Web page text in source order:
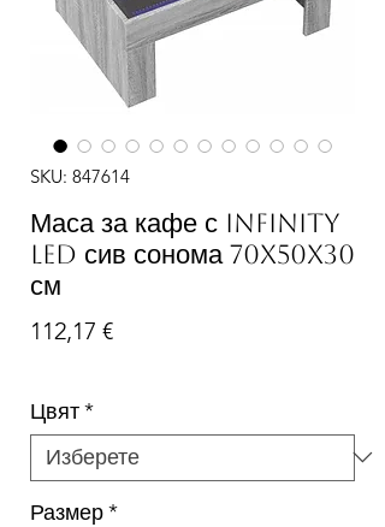
SKU: 847614
Маса за кафе с Infinity
LED сив сонома 70x50x30
см
112,17 €Цена
Цвят*
Размер*